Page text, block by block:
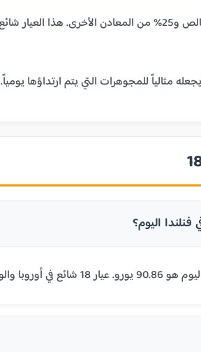
عيار 18 قيراط يحتوي على 75% من الذهب الخالص و25%